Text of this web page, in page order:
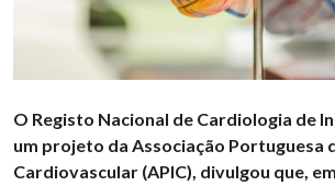
O Registo Nacional de Cardiologia de
um projeto da Associação Portuguesa
Cardiovascular (APIC), divulgou que,